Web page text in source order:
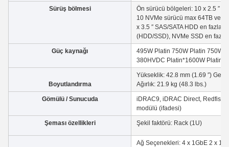
Sürüş bölmesi
Ön sürücü bölgeleri: 10 x 2.5 ′′
10 NVMe sürücü max 64TB
x 3.5 ′′ SAS/SATA HDD en fazla
(HDD/SSD), NVMe SSD en
Güç kaynağı
495W Platin 750W Platin 750W
380HVDC Platin*1600W Platin
Boyutlandırma
Yükseklik: 42.8 mm (1.69 ′′)
Ağırlık: 21.9 kg (48.3 lbs.)
Gömülü / Sunucuda
iDRAC9, iDRAC Direct, Redfish
modülü (ifadesi)
Şeması özellikleri Şekil faktörü: Rack (1U)
Ağ Seçenekleri: 4 x 1GbE 2 x